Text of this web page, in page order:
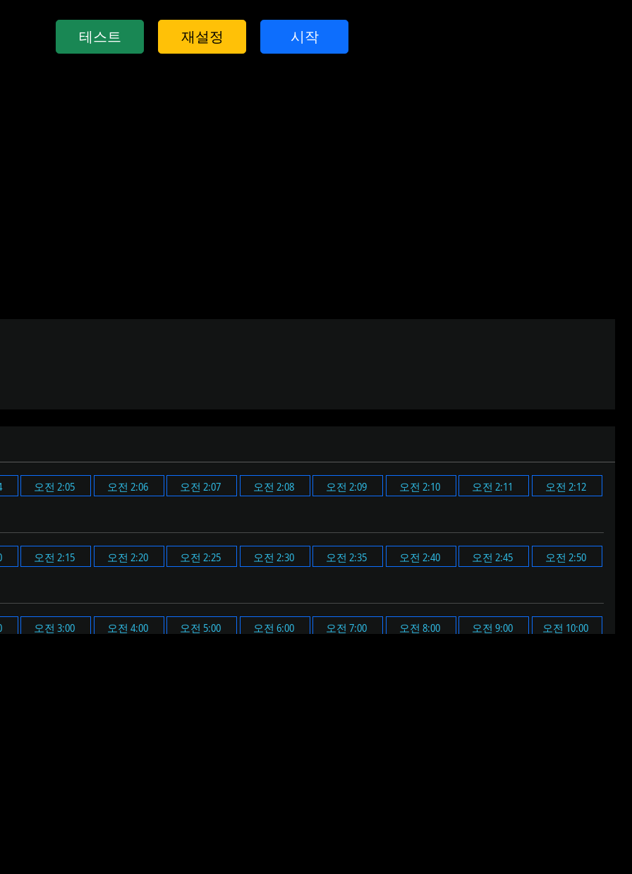
테스트 재설정 시작
오전 2:05 오전 2:06 오전 2:07 오전 2:08 오전 2:09 오전 2:10 오전 2:11 오전 2:12
오전 2:15 오전 2:20 오전 2:25 오전 2:30 오전 2:35 오전 2:40 오전 2:45 오전 2:50
오전 3:00 오전 4:00 오전 5:00 오전 6:00 오전 7:00 오전 8:00 오전 9:00 오전 10:00